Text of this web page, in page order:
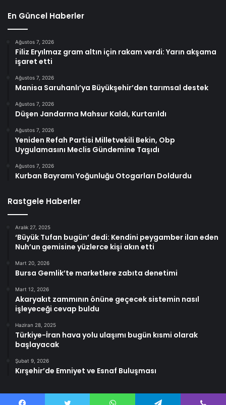
En Güncel Haberler
Ağustos 7, 2026
Filiz Eryılmaz gram altın için rakam verdi: Yarın akşama
işaret etti
Ağustos 7, 2026
Manisa Saruhanlı’ya Büyükşehir’den tarımsal destek
Ağustos 7, 2026
Düşen Jandarma Mahsur Kaldı, Kurtarıldı
Ağustos 7, 2026
Yeniden Refah Partisi Milletvekili Bekin, Obp
Uygulamasını Meclis Gündemine Taşıdı
Ağustos 7, 2026
Kurban Bayramı Yoğunluğu Otogarları Doldurdu
Rastgele Haberler
Aralık 27, 2025
‘Büyük Tufan bugün’ dedi: Kendini peygamber ilan eden
Nuh’un gemisine yüzlerce kişi akın etti
Mart 20, 2026
Bursa Gemlik’te marketlere zabıta denetimi
Mart 12, 2026
Akaryakıt zammının önüne geçecek sistemin nasıl
işleyeceği cevap buldu
Haziran 28, 2025
Türkiye-İran hava yolu ulaşımı bugün kısmi olarak
başlayacak
Şubat 9, 2026
Kırşehir’de Emniyet ve Esnaf Buluşması